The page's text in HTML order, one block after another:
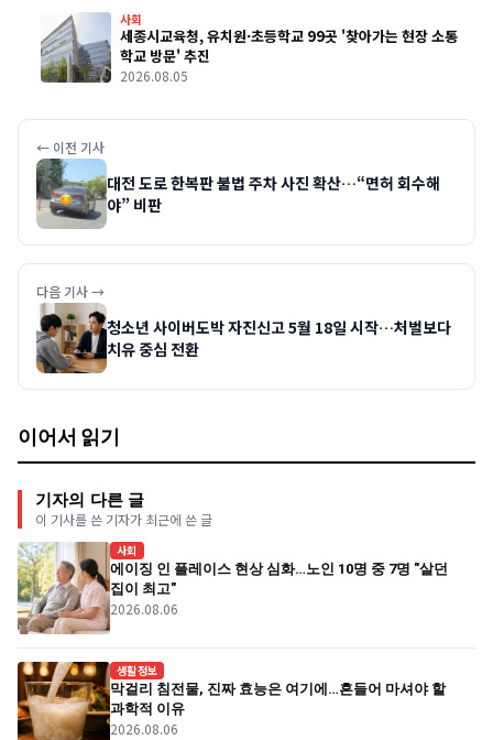
사회
세종시교육청, 유치원·초등학교 99곳 '찾아가는 현장 소통
학교 방문' 추진
2026.08.05
← 이전 기사
대전 도로 한복판 불법 주차 사진 확산…“면허 회수해
야” 비판
다음 기사 →
청소년 사이버도박 자진신고 5월 18일 시작…처벌보다
치유 중심 전환
이어서 읽기
기자의 다른 글
이 기사를 쓴 기자가 최근에 쓴 글
사회
에이징 인 플레이스 현상 심화…노인 10명 중 7명 "살던
집이 최고"
2026.08.06
생활정보
막걸리 침전물, 진짜 효능은 여기에…흔들어 마셔야 할
과학적 이유
2026.08.06